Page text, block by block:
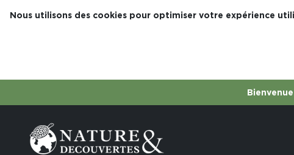
Nous utilisons des cookies pour optimiser votre expérience